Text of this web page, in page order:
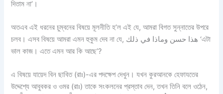
দিতাম না’।
অতএব এই ধরনের চুম্বনের বিষয়ে মূলনীতি হ’ল এই যে, আমরা বিগত সুন্নাতের উপরে
চলব। এসব বিষয়ে আমরা এমন হুকুম দেব না যে, هذا حسن وماذا في ذلك ‘এটা
ভাল কাজ। এতে এমন আর কি আছে’?
এ বিষয়ে যায়েদ বিন ছাবিত (রাঃ)-এর পদক্ষেপ দেখুন। যখন কুরআনকে হেফাযতের
উদ্দেশ্যে আবুবকর ও ওমর (রাঃ) তাকে সংকলনের প্রস্তাব দেন, তখন তিনি বলে ওঠেন,